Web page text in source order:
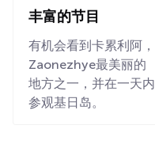
丰富的节目
有机会看到卡累利阿，
Zaonezhye最美丽的
地方之一，并在一天内
参观基日岛。